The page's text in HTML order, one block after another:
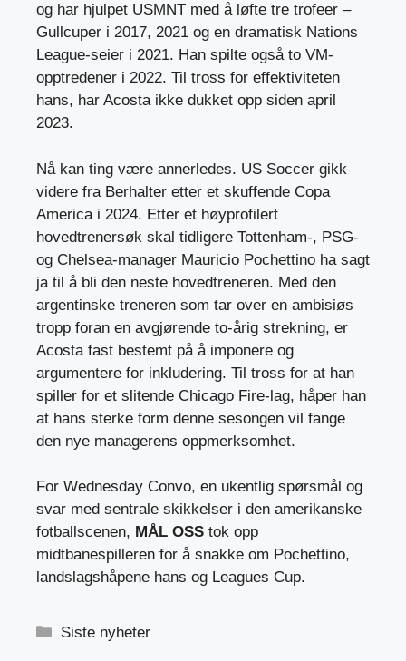
og har hjulpet USMNT med å løfte tre trofeer –
Gullcuper i 2017, 2021 og en dramatisk Nations
League-seier i 2021. Han spilte også to VM-
opptredener i 2022. Til tross for effektiviteten
hans, har Acosta ikke dukket opp siden april
2023.
Nå kan ting være annerledes. US Soccer gikk
videre fra Berhalter etter et skuffende Copa
America i 2024. Etter et høyprofilert
hovedtrenersøk skal tidligere Tottenham-, PSG-
og Chelsea-manager Mauricio Pochettino ha sagt
ja til å bli den neste hovedtreneren. Med den
argentinske treneren som tar over en ambisiøs
tropp foran en avgjørende to-årig strekning, er
Acosta fast bestemt på å imponere og
argumentere for inkludering. Til tross for at han
spiller for et slitende Chicago Fire-lag, håper han
at hans sterke form denne sesongen vil fange
den nye managerens oppmerksomhet.
For Wednesday Convo, en ukentlig spørsmål og
svar med sentrale skikkelser i den amerikanske
fotballscenen, MÅL OSS tok opp
midtbanespilleren for å snakke om Pochettino,
landslagshåpene hans og Leagues Cup.
Kategorier
Siste nyheter